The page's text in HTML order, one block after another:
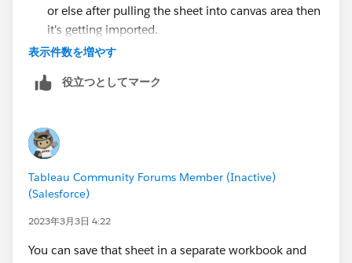
or else after pulling the sheet into canvas area then
it's getting imported.
表示件数を増やす
役立つとしてマーク
Tableau Community Forums Member (Inactive)
(Salesforce)
2023年3月3日 4:22
You can save that sheet in a separate workbook and